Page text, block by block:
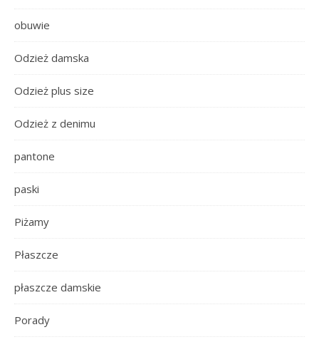
obuwie
Odzież damska
Odzież plus size
Odzież z denimu
pantone
paski
Piżamy
Płaszcze
płaszcze damskie
Porady